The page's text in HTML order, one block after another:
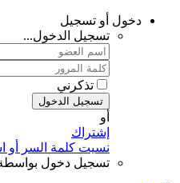
دخول أو تسجيل
تسجيل الدخول...
تذكرني
تسجيل الدخول
أو
إشتراك
نسيت كلمة السر أو
تسجيل دخول